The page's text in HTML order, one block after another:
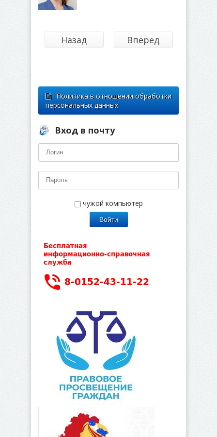
Назад Вперед
Политика в отношении обработки
персональных данных
Вход в почту
чужой компьютер